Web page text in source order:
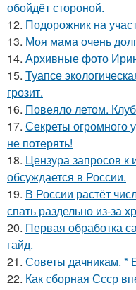
обойдёт стороной.
12. Подорожник на
13. Моя мама очень
14. Архивные фото
15. Туапсе
грозит.
16. Повеяло летом.
17. Секреты огромного
не потерять!
18. Цензура запросов к
обсуждается в России.
19. В России растёт
спать раздельно из-за
20. Первая обработка
гайд.
21. Советы дачникам. *
22. Как сборная Ссср